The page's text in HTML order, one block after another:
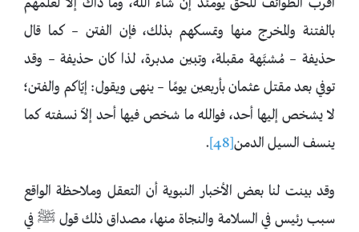
أقرب الطوائف للحق يومئذ إن شاء الله، وما ذاك إلا لعلمهم
بالفتنة والمخرج منها وتمسكهم بذلك، فإن الفتن – كما قال
حذيفة – مُشبَّهة مقبلة، وتبين مدبرة، لذا كان حذيفة – وقد
توفي بعد مقتل عثمان بأربعين يومًا – ينهى ويقول: إيّاكم والفتن؛
لا يشخص إليها أحد، فوالله ما شخص فيها أحد إلاّ نسفته كما
ينسف السيل الدمن[48]
.
وقد بينت لنا بعض الأخبار النبوية أن التعقل وملاحظة الواقع
سبب رئيس في السلامة والنجاة منها، مصداق ذلك قول ﷺ في